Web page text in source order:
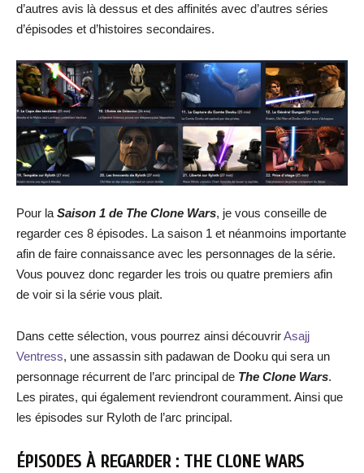
d’autres avis là dessus et des affinités avec d’autres séries
d’épisodes et d’histoires secondaires.
Pour la Saison 1 de The Clone Wars, je vous conseille de
regarder ces 8 épisodes. La saison 1 et néanmoins importante
afin de faire connaissance avec les personnages de la série.
Vous pouvez donc regarder les trois ou quatre premiers afin
de voir si la série vous plait.
Dans cette sélection, vous pourrez ainsi découvrirAsajj
Ventress, une assassin sith padawan de Dooku qui sera un
personnage récurrent de l’arc principal de The Clone Wars.
Les pirates, qui également reviendront couramment. Ainsi que
les épisodes sur Ryloth de l’arc principal.
ÉPISODES À REGARDER : THE CLONE WARS